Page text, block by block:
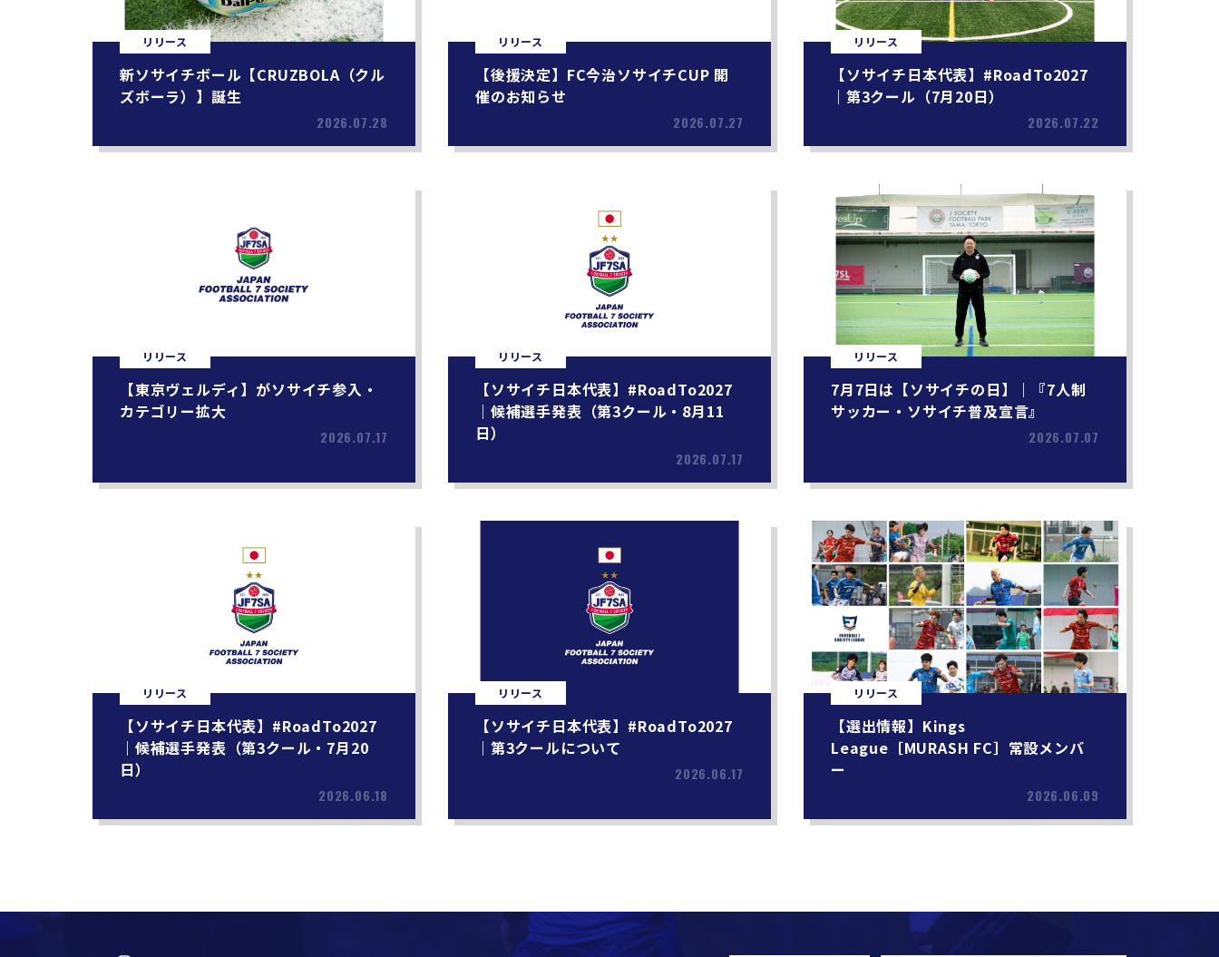
リリース
新ソサイチボール【CRUZBOLA（クル
ズボーラ）】誕生
2026.07.28
リリース
【後援決定】FC今治ソサイチCUP 開
催のお知らせ
2026.07.27
リリース
【ソサイチ日本代表】#RoadTo2027
｜第3クール（7月20日）
2026.07.22
リリース
【東京ヴェルディ】がソサイチ参入・
カテゴリー拡大
2026.07.17
リリース
【ソサイチ日本代表】#RoadTo2027
｜候補選手発表（第3クール・8月11
日）
2026.07.17
リリース
7月7日は【ソサイチの日】｜『7人制
サッカー・ソサイチ普及宣言』
2026.07.07
リリース
【ソサイチ日本代表】#RoadTo2027
｜候補選手発表（第3クール・7月20
日）
2026.06.18
リリース
【ソサイチ日本代表】#RoadTo2027
｜第3クールについて
2026.06.17
リリース
【選出情報】Kings
League［MURASH FC］常設メンバ
ー
2026.06.09